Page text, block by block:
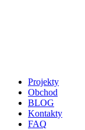
Projekty
Obchod
BLOG
Kontakty
FAQ